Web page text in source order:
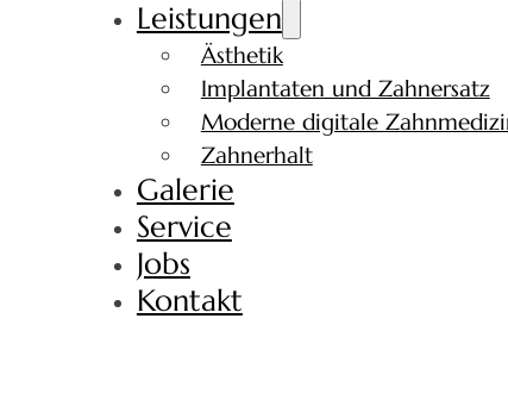
Leistungen
Ästhetik
Implantaten und Zahnersatz
Moderne digitale
Zahnerhalt
Galerie
Service
Jobs
Kontakt